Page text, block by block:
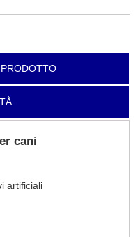
cani
artificiali